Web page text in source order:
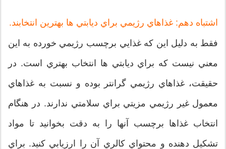
اشتباه دهم: غذاهاي رژيمي براي ديابتي ها بهترين انتخابند.
فقط به دليل اين كه غذايي برچسب رژيمي خورده به اين
معني نيست كه براي ديابتي ها انتخاب بهتري است. در
حقيقت، غذاهاي رژيمي گرانتر بوده و نسبت به غذاهاي
معمول غير رژيمي مزيتي براي سلامتي ندارند. در هنگام
انتخاب غذاها برچسب آنها را به دقت بخوانيد تا مواد
تشكيل دهنده و محتواي كالري آن را ارزيابي كنيد. براي